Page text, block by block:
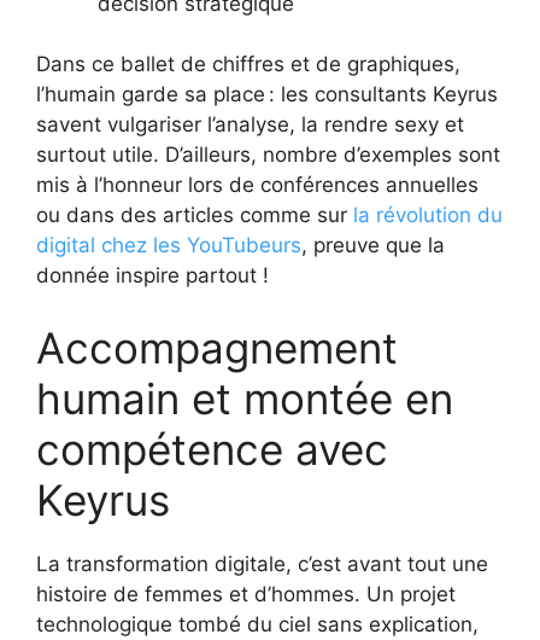
Dans ce ballet de chiffres et de graphiques,
l’humain garde sa place : les consultants Keyrus
savent vulgariser l’analyse, la rendre sexy et
surtout utile. D’ailleurs, nombre d’exemples sont
mis à l’honneur lors de conférences annuelles
ou dans des articles comme sur la révolution du
digital chez les YouTubeurs, preuve que la
donnée inspire partout !
Accompagnement
humain et montée en
compétence avec
Keyrus
La transformation digitale, c’est avant tout une
histoire de femmes et d’hommes. Un projet
technologique tombé du ciel sans explication,